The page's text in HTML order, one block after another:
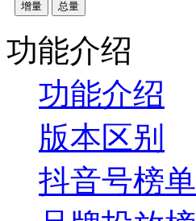
增量 总量
功能介绍
功能介绍
版本区别
抖音号榜单